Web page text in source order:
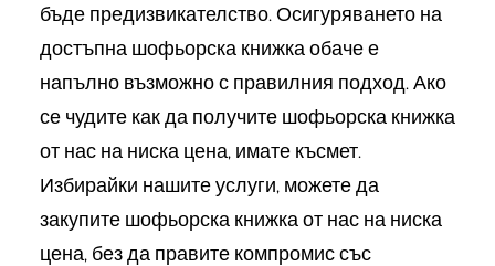
бъде предизвикателство. Осигуряването на
достъпна шофьорска книжка обаче е
напълно възможно с правилния подход. Ако
се чудите как да получите шофьорска книжка
от нас на ниска цена, имате късмет.
Избирайки нашите услуги, можете да
закупите шофьорска книжка от нас на ниска
цена, без да правите компромис със